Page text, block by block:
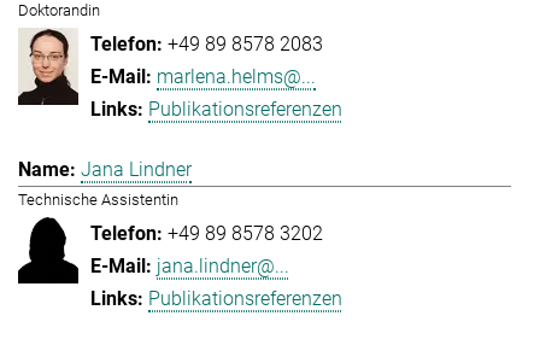
Doktorandin
+49 89 8578 2083
marlena.helms@...
Publikationsreferenzen
Jana Lindner
Technische Assistentin
+49 89 8578 3202
jana.lindner@...
Publikationsreferenzen